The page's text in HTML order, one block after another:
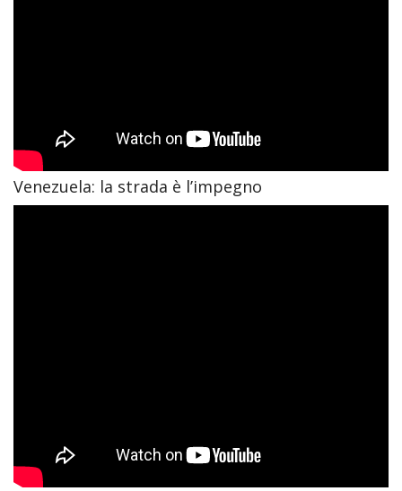
Venezuela: la strada è l’impegno